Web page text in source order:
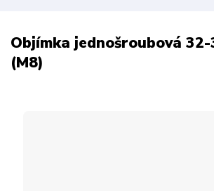
Objímka jednošroubová
(M8)